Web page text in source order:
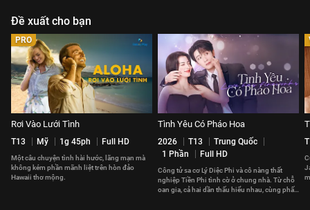
Đề xuất cho bạn
PRO
Rơi Vào Lưới Tình
T13 Mỹ 1g 45ph Full HD
Một câu chuyện tình hài hước, lãng mạn mà
không kém phần mãnh liệt trên hòn đảo
Hawaii thơ mộng.
Tình Yêu Có Pháo Hoa
2026 T13
Trung Quốc
1 Phần
Full HD
Công tử sa cơ Lý Diệc Phi và cô nàng thất
nghiệp Tiền Phi tình cờ ở chung nhà. Từ chỗ
oan gia, cả hai dần thấu hiểu nhau, cùng phấn